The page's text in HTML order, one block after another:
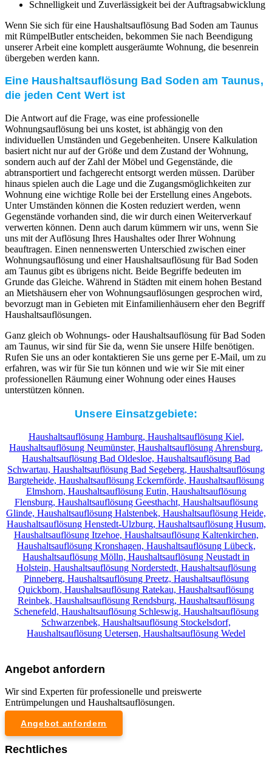
Schnelligkeit und Zuverlässigkeit bei der Auftragsabwicklung
Wenn Sie sich für eine Haushaltsauflösung Bad Soden am Taunus
mit RümpelButler entscheiden, bekommen Sie nach Beendigung
unserer Arbeit eine komplett ausgeräumte Wohnung, die besenrein
übergeben werden kann.
Eine Haushaltsauflösung Bad Soden am Taunus,
die jeden Cent Wert ist
Die Antwort auf die Frage, was eine professionelle
Wohnungsauflösung bei uns kostet, ist abhängig von den
individuellen Umständen und Gegebenheiten. Unsere Kalkulation
basiert nicht nur auf der Größe und dem Zustand der Wohnung,
sondern auch auf der Zahl der Möbel und Gegenstände, die
abtransportiert und fachgerecht entsorgt werden müssen. Darüber
hinaus spielen auch die Lage und die Zugangsmöglichkeiten zur
Wohnung eine wichtige Rolle bei der Erstellung eines Angebots.
Unter Umständen können die Kosten reduziert werden, wenn
Gegenstände vorhanden sind, die wir durch einen Weiterverkauf
verwerten können. Denn auch darum kümmern wir uns, wenn Sie
uns mit der Auflösung Ihres Haushaltes oder Ihrer Wohnung
beauftragen. Einen nennenswerten Unterschied zwischen einer
Wohnungsauflösung und einer Haushaltsauflösung für Bad Soden
am Taunus gibt es übrigens nicht. Beide Begriffe bedeuten im
Grunde das Gleiche. Während in Städten mit einem hohen Bestand
an Mietshäusern eher von Wohnungsauflösungen gesprochen wird,
bevorzugt man in Gebieten mit Einfamilienhäusern eher den Begriff
Haushaltsauflösungen.
Ganz gleich ob Wohnungs- oder Haushaltsauflösung für Bad Soden
am Taunus, wir sind für Sie da, wenn Sie unsere Hilfe benötigen.
Rufen Sie uns an oder kontaktieren Sie uns gerne per E-Mail, um zu
erfahren, was wir für Sie tun können und wie wir Sie mit einer
professionellen Räumung einer Wohnung oder eines Hauses
unterstützen können.
Unsere Einsatzgebiete:
Haushaltsauflösung Hamburg, Haushaltsauflösung Kiel,
Haushaltsauflösung Neumünster, Haushaltsauflösung Ahrensburg,
Haushaltsauflösung Bad Oldesloe, Haushaltsauflösung Bad
Schwartau, Haushaltsauflösung Bad Segeberg, Haushaltsauflösung
Bargteheide, Haushaltsauflösung Eckernförde, Haushaltsauflösung
Elmshorn, Haushaltsauflösung Eutin, Haushaltsauflösung
Flensburg, Haushaltsauflösung Geesthacht, Haushaltsauflösung
Glinde, Haushaltsauflösung Halstenbek, Haushaltsauflösung Heide,
Haushaltsauflösung Henstedt-Ulzburg, Haushaltsauflösung Husum,
Haushaltsauflösung Itzehoe, Haushaltsauflösung Kaltenkirchen,
Haushaltsauflösung Kronshagen, Haushaltsauflösung Lübeck,
Haushaltsauflösung Mölln, Haushaltsauflösung Neustadt in
Holstein, Haushaltsauflösung Norderstedt, Haushaltsauflösung
Pinneberg, Haushaltsauflösung Preetz, Haushaltsauflösung
Quickborn, Haushaltsauflösung Ratekau, Haushaltsauflösung
Reinbek, Haushaltsauflösung Rendsburg, Haushaltsauflösung
Schenefeld, Haushaltsauflösung Schleswig, Haushaltsauflösung
Schwarzenbek, Haushaltsauflösung Stockelsdorf,
Haushaltsauflösung Uetersen, Haushaltsauflösung Wedel
Angebot anfordern
Wir sind Experten für professionelle und preiswerte
Entrümpelungen und Haushaltsauflösungen.
Angebot anfordern
Rechtliches